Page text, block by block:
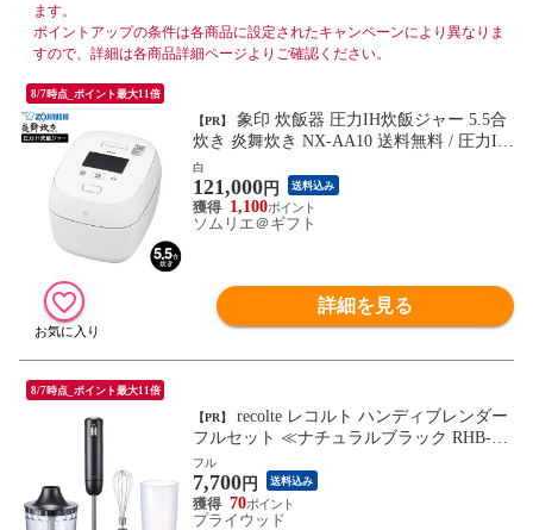
ます。
ポイントアップの条件は各商品に設定されたキャンペーンにより異なりま
すので、詳細は各商品詳細ページよりご確認ください。
8/7時点_ポイント最大11倍
【PR】
炊き 炎舞炊き NX-AA10 送料無料 / 圧力IH
炊飯器 5合炊き 内釜5年保証 かまど炊き 大
火力 保温 白米特急 おかゆ 冷凍ごはん 玄
米 雑穀米 黒 白 ZOJIRUSHI キッチン家電
調理家電 JGS / 白
白
121,000円 送料込み
1,100
ソムリエ＠ギフト
詳細を見る
8/7時点_ポイント最大11倍
【PR】
フルセット ≪ナチュラルブラック RHB-3F
≫ レシピ付き 氷 砕ける 離乳食 フードプ
ロセッサー 泡立て おしゃれ プレゼント ギ
フト
フル
7,700円 送料込み
70
プライウッド